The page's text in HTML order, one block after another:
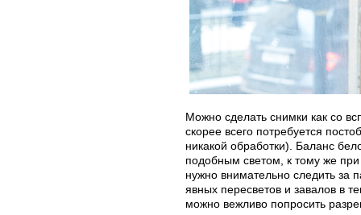
Можно сделать снимки как со
скорее всего потребуется
никакой обработки). Баланс
подобным светом, к тому же
нужно внимательно следить за
явных пересветов и завалов в
можно вежливо попросить